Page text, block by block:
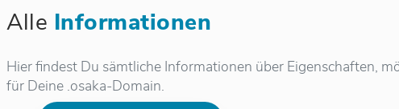
Alle Informationen
Hier findest Du sämtliche Informationen über Eigenschaften,
für Deine .osaka-Domain.